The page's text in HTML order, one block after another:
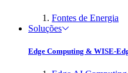
Fontes de Energia
Soluções
Edge Computing & WISE-